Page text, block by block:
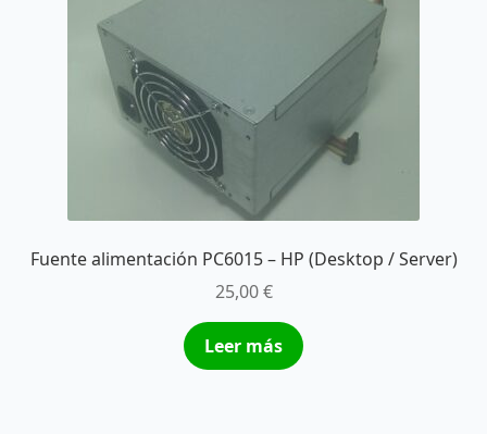
Fuente alimentación PC6015 – HP (Desktop / Server)
25,00€
Leer más